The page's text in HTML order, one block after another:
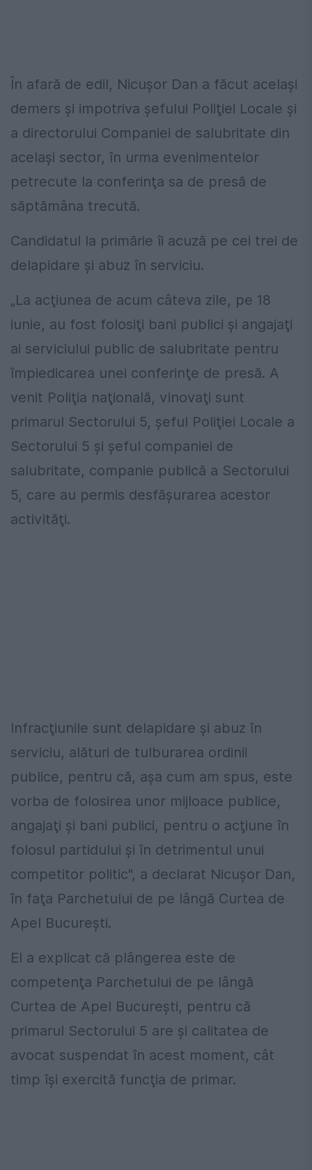
În afară de edil, Nicușor Dan a făcut același
demers și impotriva şefului Poliţiei Locale şi
a directorului Companiei de salubritate din
acelaşi sector, în urma evenimentelor
petrecute la conferinţa sa de presă de
săptămâna trecută.
Candidatul la primărie îi acuză pe cei trei de
delapidare şi abuz în serviciu.
„La acţiunea de acum câteva zile, pe 18
iunie, au fost folosiţi bani publici şi angajaţi
ai serviciului public de salubritate pentru
împiedicarea unei conferinţe de presă. A
venit Poliţia naţională, vinovaţi sunt
primarul Sectorului 5, şeful Poliţiei Locale a
Sectorului 5 şi şeful companiei de
salubritate, companie publică a Sectorului
5, care au permis desfăşurarea acestor
activităţi.
Infracţiunile sunt delapidare şi abuz în
serviciu, alături de tulburarea ordinii
publice, pentru că, aşa cum am spus, este
vorba de folosirea unor mijloace publice,
angajaţi şi bani publici, pentru o acţiune în
folosul partidului şi în detrimentul unui
competitor politic", a declarat Nicuşor Dan,
în faţa Parchetului de pe lângă Curtea de
Apel Bucureşti.
El a explicat că plângerea este de
competenţa Parchetului de pe lângă
Curtea de Apel Bucureşti, pentru că
primarul Sectorului 5 are şi calitatea de
avocat suspendat în acest moment, cât
timp îşi exercită funcţia de primar.